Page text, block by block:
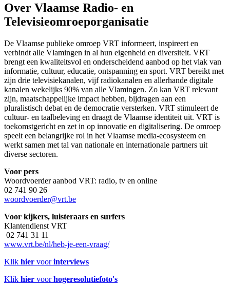
Over Vlaamse Radio- en
Televisieomroeporganisatie
De Vlaamse publieke omroep VRT informeert, inspireert en
verbindt alle Vlamingen in al hun eigenheid en diversiteit. VRT
brengt een kwaliteitsvol en onderscheidend aanbod op het vlak van
informatie, cultuur, educatie, ontspanning en sport. VRT bereikt met
zijn drie televisiekanalen, vijf radiokanalen en allerhande digitale
kanalen wekelijks 90% van alle Vlamingen. Zo kan VRT relevant
zijn, maatschappelijke impact hebben, bijdragen aan een
pluralistisch debat en de democratie versterken. VRT stimuleert de
cultuur- en taalbeleving en draagt de Vlaamse identiteit uit. VRT is
toekomstgericht en zet in op innovatie en digitalisering. De omroep
speelt een belangrijke rol in het Vlaamse media-ecosysteem en
werkt samen met tal van nationale en internationale partners uit
diverse sectoren.
Voor pers
Woordvoerder aanbod VRT: radio, tv en online
02 741 90 26
woordvoerder@vrt.be
Voor kijkers, luisteraars en surfers
Klantendienst VRT
02 741 31 11
www.vrt.be/nl/heb-je-een-vraag/
Klik hier voorinterviews
Klik hier voorhogeresolutiefoto's